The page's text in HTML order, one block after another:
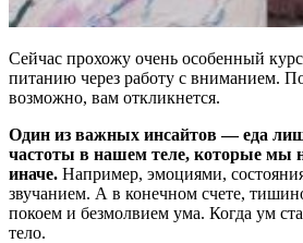
Сейчас прохожу очень особенный
питанию через работу с вниманием.
возможно, вам откликнется.
Один из важных инсайтов — еда
частоты в нашем теле, которые мы
иначе. Например, эмоциями,
звучанием. А в конечном счете,
покоем и безмолвием ума. Когда ум
тело.